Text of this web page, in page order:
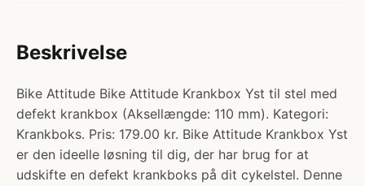
Beskrivelse
Bike Attitude Bike Attitude Krankbox Yst til stel med
defekt krankbox (Aksellængde: 110 mm). Kategori:
Krankboks. Pris: 179.00 kr. Bike Attitude Krankbox Yst
er den ideelle løsning til dig, der har brug for at
udskifte en defekt krankboks på dit cykelstel. Denne